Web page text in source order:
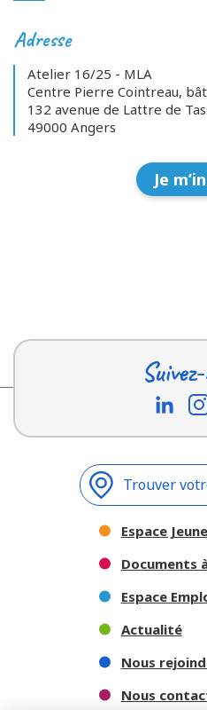
Adresse
Atelier 16/25 - MLA
Centre Pierre Cointreau,
132 avenue de Lattre de
49000 Angers
Je
Trouver
Espace
Documents
Espace
Actualité
Nous
Nous